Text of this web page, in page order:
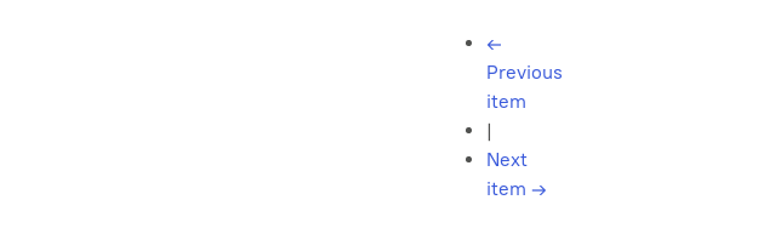
←
Previous
item
|
Next
item →